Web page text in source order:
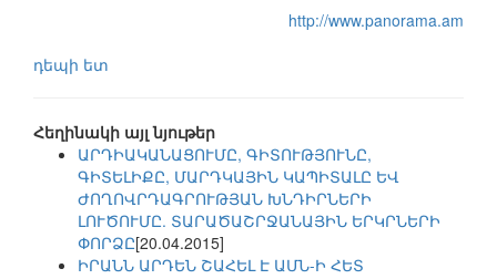
http://www.panorama.am
դեպի ետ
Հեղինակի այլ նյութեր
ԱՐԴԻԱԿԱՆԱՑՈՒՄԸ, ԳԻՏՈՒԹՅՈՒՆԸ,
ԳԻՏԵԼԻՔԸ, ՄԱՐԴԿԱՅԻՆ ԿԱՊԻՏԱԼԸ ԵՎ
ԺՈՂՈՎՐԴԱԳՐՈՒԹՅԱՆ ԽՆԴԻՐՆԵՐԻ
ԼՈՒԾՈՒՄԸ. ՏԱՐԱԾԱՇՐՋԱՆԱՅԻՆ ԵՐԿՐՆԵՐԻ
ՓՈՐՁԸ[20.04.2015]
ԻՐԱՆՆ ԱՐԴԵՆ ՇԱՀԵԼ Է ԱՄՆ-Ի ՀԵՏ